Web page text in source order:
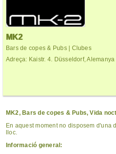
MK2
Bars de copes & Pubs | Clubes
Adreça: Kaistr. 4. Düsseldorf, Alemanya
MK2, Bars de copes & Pubs, Vida
En aquest moment no disposem d'una
lloc.
Informació general: